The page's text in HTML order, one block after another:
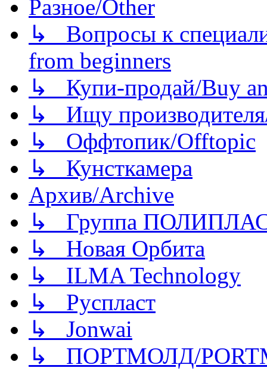
Разное/Other
↳ Вопросы к
from beginners
↳ Купи-продай/Buy
↳ Ищу
↳ Оффтопик/Offtopic
↳ Кунсткамера
Архив/Archive
↳ Группа
↳ Новая Орбита
↳ ILMA Technology
↳ Руспласт
↳ Jonwai
↳ ПОРТМОЛД/